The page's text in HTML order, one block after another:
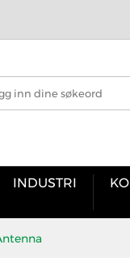
INDUSTRI